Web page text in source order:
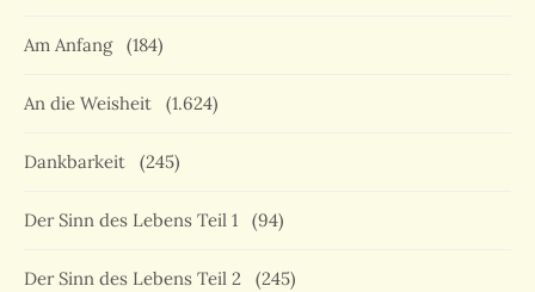
Am Anfang (184)
An die Weisheit (1.624)
Dankbarkeit (245)
Der Sinn des Lebens Teil 1 (94)
Der Sinn des Lebens Teil 2 (245)